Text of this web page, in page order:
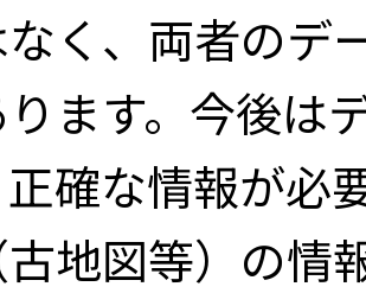
く、両者のデ
ます。今後は
確な情報が必
地図等）の情